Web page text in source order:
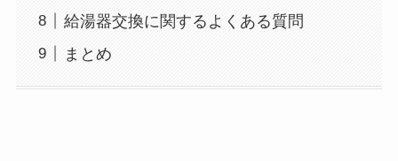
給湯器交換に関するよくある質問
まとめ